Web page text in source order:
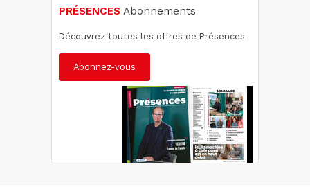
PRÉSENCES Abonnements
Découvrez toutes les offres de Présences
Abonnez-vous